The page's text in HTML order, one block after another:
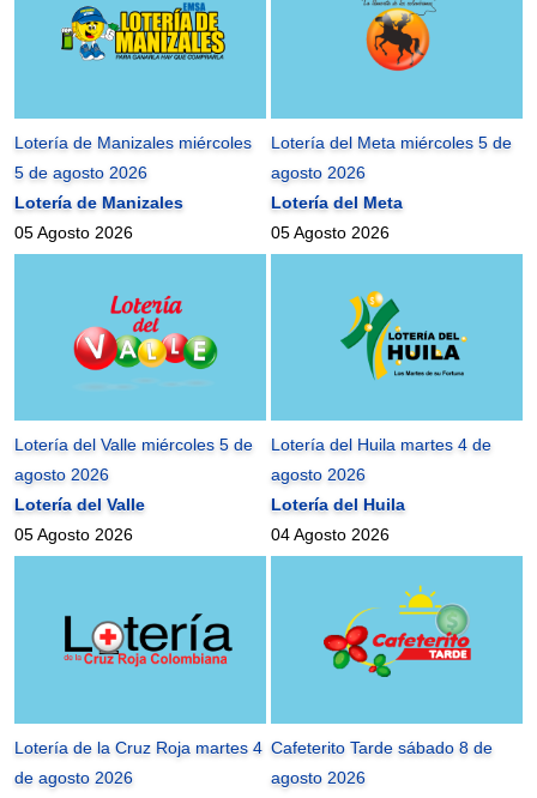
Lotería de Manizales miércoles
5 de agosto 2026
Lotería de Manizales
05 Agosto 2026
Lotería del Meta miércoles 5 de
agosto 2026
Lotería del Meta
05 Agosto 2026
Lotería del Valle miércoles 5 de
agosto 2026
Lotería del Valle
05 Agosto 2026
Lotería del Huila martes 4 de
agosto 2026
Lotería del Huila
04 Agosto 2026
Lotería de la Cruz Roja martes 4
de agosto 2026
Cafeterito Tarde sábado 8 de
agosto 2026